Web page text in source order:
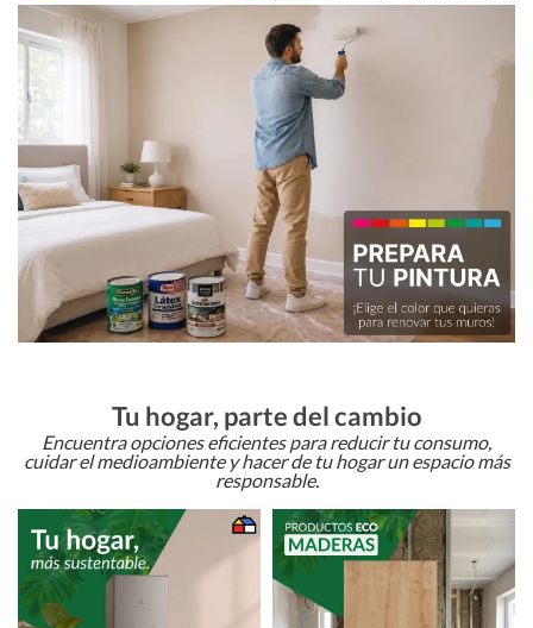
Tu hogar, parte del cambio
Encuentra opciones eficientes para reducir tu consumo,
cuidar el medioambiente y hacer de tu hogar un espacio más
responsable.